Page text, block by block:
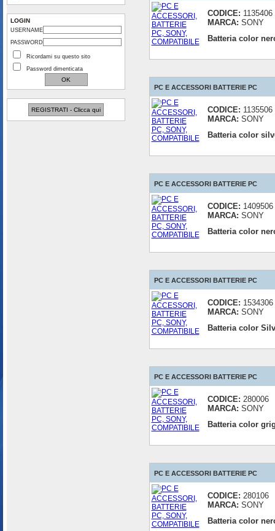
LOGIN
USERNAME
PASSWORD
Ricordami su questo sito
Password dimenticata
REGISTRATI - Clicca qui
CODICE: 1135406
MARCA: SONY
Batteria color
PC E ACCESSORI BATTERIE PC
CODICE: 1135506
MARCA: SONY
Batteria color
PC E ACCESSORI BATTERIE PC
CODICE: 1409506
MARCA: SONY
Batteria color
PC E ACCESSORI BATTERIE PC
CODICE: 1534306
MARCA: SONY
Batteria color
PC E ACCESSORI BATTERIE PC
CODICE: 280006
MARCA: SONY
Batteria color
PC E ACCESSORI BATTERIE PC
CODICE: 280106
MARCA: SONY
Batteria color